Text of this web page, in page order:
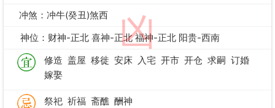
凶
冲煞：冲牛(癸丑)煞西
神位：财神-正北 喜神-正北 福神-正北 阳贵-西南
修造 盖屋 移徙 安床 入宅 开市 开仓 求嗣 订婚
嫁娶
祭祀 祈福 斋醮 酬神